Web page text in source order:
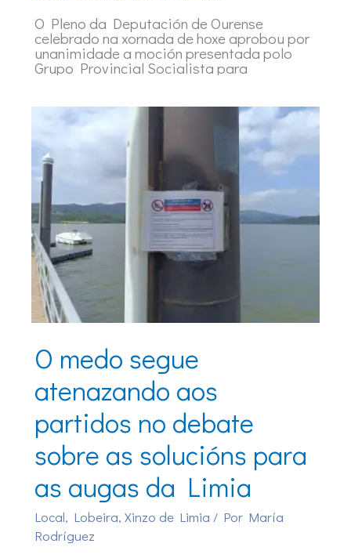
O Pleno da Deputación de Ourense
celebrado na xornada de hoxe aprobou por
unanimidade a moción presentada polo
Grupo Provincial Socialista para
O medo segue
atenazando aos
partidos no debate
sobre as solucións para
as augas da Limia
Local, Lobeira, Xinzo de Limia / Por María
Rodríguez